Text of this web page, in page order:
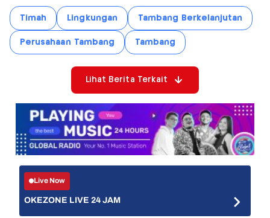
Timah Lingkungan Tambang Berkelanjutan
Perusahaan Tambang Tambang
Lihat Berita Terkait
Live Now
OKEZONE LIVE 24 JAM